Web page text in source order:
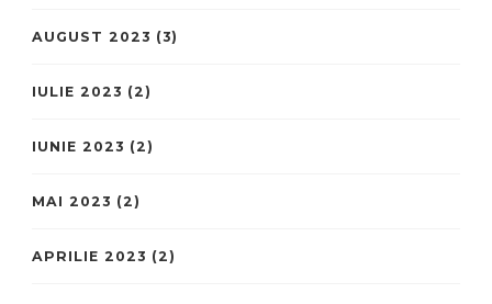
AUGUST 2023 (3)
IULIE 2023 (2)
IUNIE 2023 (2)
MAI 2023 (2)
APRILIE 2023 (2)